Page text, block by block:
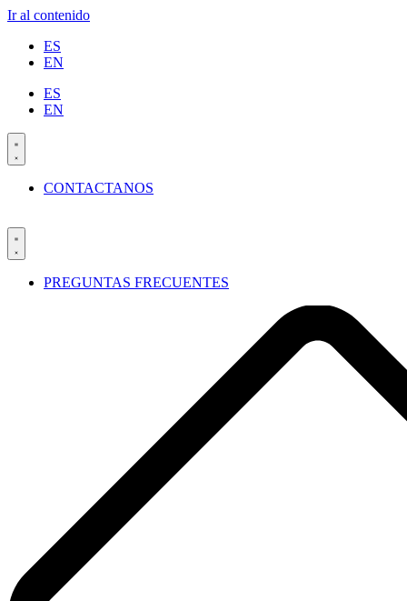
Ir al contenido
ES
EN
ES
EN
CONTACTANOS
PREGUNTAS FRECUENTES